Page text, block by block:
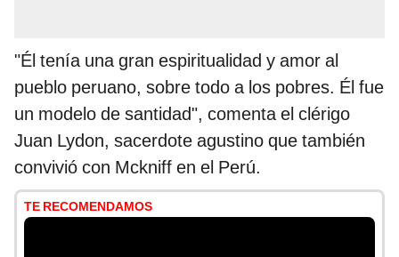
"Él tenía una gran espiritualidad y amor al
pueblo peruano, sobre todo a los pobres. Él fue
un modelo de santidad", comenta el clérigo
Juan Lydon, sacerdote agustino que también
convivió con Mckniff en el Perú.
TE RECOMENDAMOS